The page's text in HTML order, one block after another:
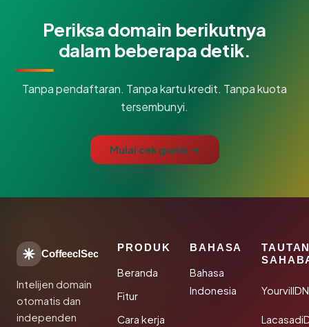
Periksa domain berikutnya
dalam beberapa detik.
Tanpa pendaftaran. Tanpa kartu kredit. Tanpa kuota
tersembunyi.
Mulai cek gratis →
CoffeeclSec
Intelijen domain
otomatis dan
independen
PRODUK
Beranda
Fitur
Cara kerja
BAHASA
Bahasa
Indonesia